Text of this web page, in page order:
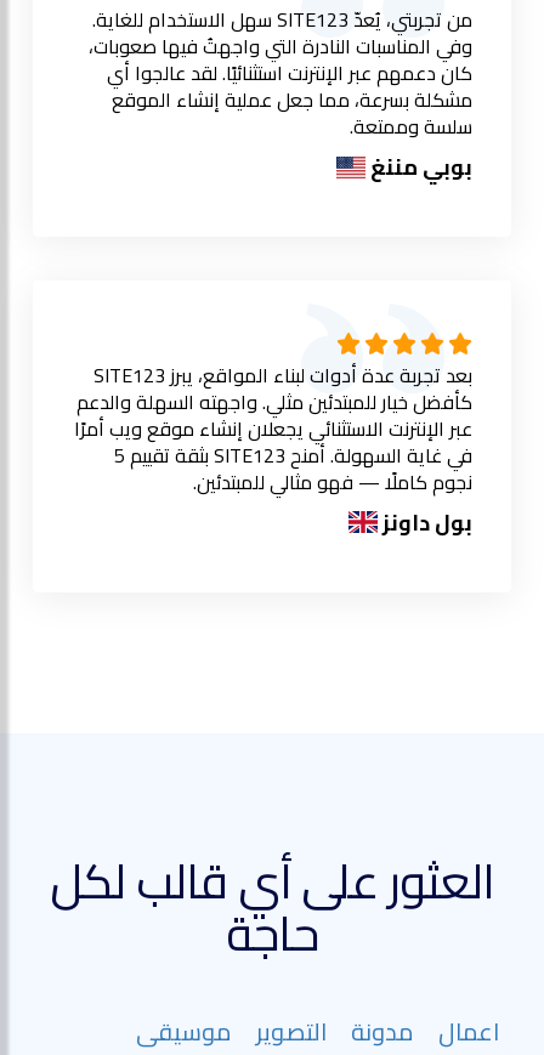
من تجربتي، يُعدّ SITE123 سهل الاستخدام للغاية.
وفي المناسبات النادرة التي واجهتُ فيها صعوبات،
كان دعمهم عبر الإنترنت استثنائيًا. لقد عالجوا أي
مشكلة بسرعة، مما جعل عملية إنشاء الموقع
سلسة وممتعة.
بوبي مننغ
بعد تجربة عدة أدوات لبناء المواقع، يبرز SITE123
كأفضل خيار للمبتدئين مثلي. واجهته السهلة والدعم
عبر الإنترنت الاستثنائي يجعلان إنشاء موقع ويب أمرًا
في غاية السهولة. أمنح SITE123 بثقة تقييم 5
نجوم كاملًا — فهو مثالي للمبتدئين.
بول داونز
العثور على أي قالب لكل
حاجة
اعمال مدونة التصوير موسيقى